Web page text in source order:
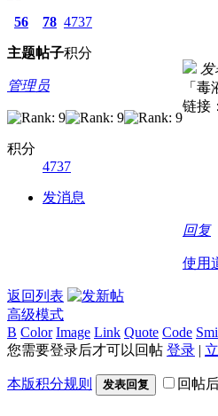
56
主题
78
帖子
4737
积分
管理员
积分
4737
发消息
发
「毒
链接：
回复
使用
返回列表
高级模式
B Color Image Link Quote Code
您需要登录后才可以回帖 登录 |
本版积分规则 发表回复 回帖